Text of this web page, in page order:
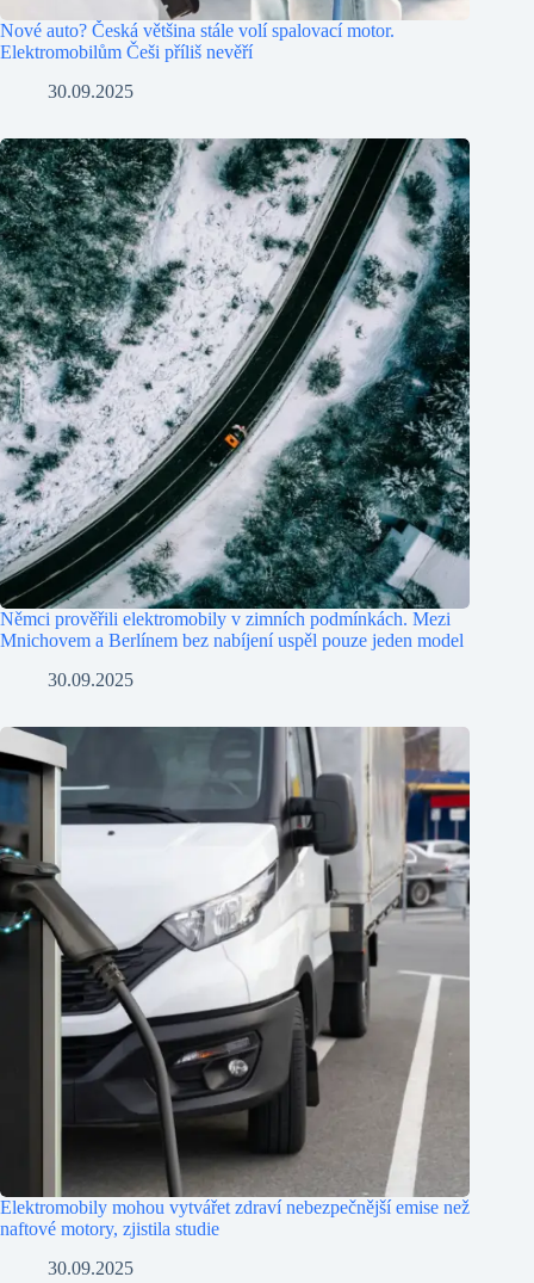
Nové auto? Česká většina stále volí spalovací motor.
Elektromobilům Češi příliš nevěří
30.09.2025
Němci prověřili elektromobily v zimních podmínkách. Mezi
Mnichovem a Berlínem bez nabíjení uspěl pouze jeden model
30.09.2025
Elektromobily mohou vytvářet zdraví nebezpečnější emise než
naftové motory, zjistila studie
30.09.2025